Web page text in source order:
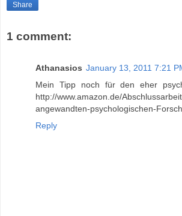
Share
1 comment:
Athanasios January 13, 2011 7:21
Mein Tipp noch für den eher
http://www.amazon.de/
angewandten-psychologischen-
Reply